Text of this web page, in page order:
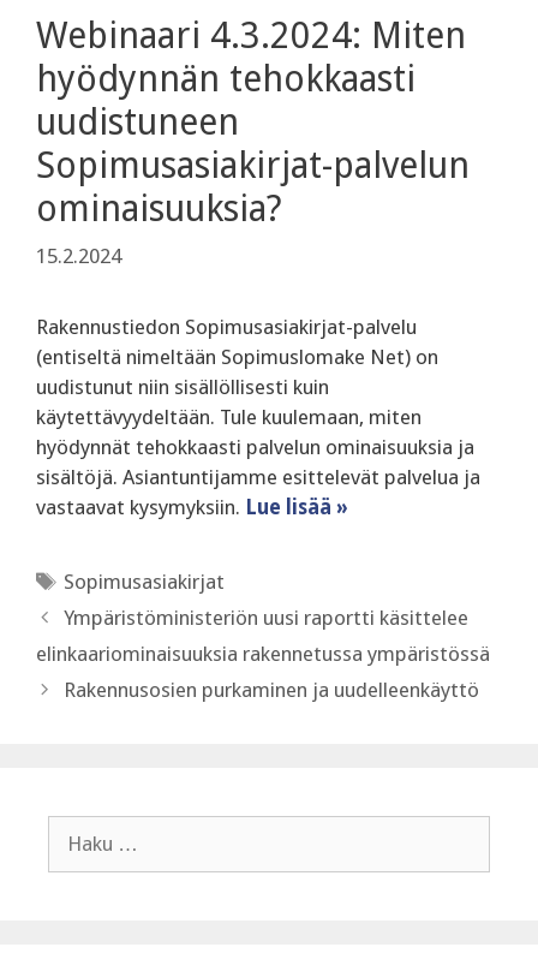
Webinaari 4.3.2024: Miten
hyödynnän tehokkaasti
uudistuneen
Sopimusasiakirjat-palvelun
ominaisuuksia?
15.2.2024
Rakennustiedon Sopimusasiakirjat-palvelu
(entiseltä nimeltään Sopimuslomake Net) on
uudistunut niin sisällöllisesti kuin
käytettävyydeltään. Tule kuulemaan, miten
hyödynnät tehokkaasti palvelun ominaisuuksia ja
sisältöjä. Asiantuntijamme esittelevät palvelua ja
vastaavat kysymyksiin. Lue lisää »
Avainsanat
Sopimusasiakirjat
Ympäristöministeriön uusi raportti käsittelee
elinkaariominaisuuksia rakennetussa ympäristössä
Rakennusosien purkaminen ja uudelleenkäyttö